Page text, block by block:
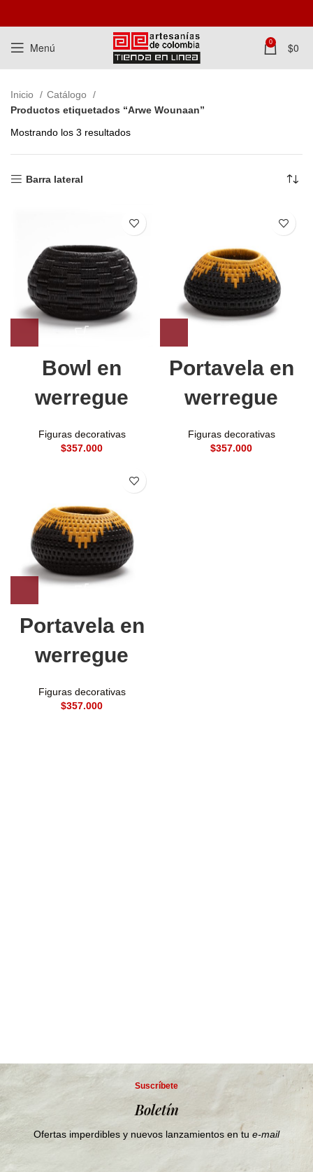
Menú 0 $0
Inicio
Catálogo
Productos etiquetados “Arwe Wounaan”
Mostrando los 3 resultados
Barra lateral
Bowl en
werregue
Figuras decorativas
$
Portavela en
werregue
Figuras decorativas
$
Portavela en
werregue
Figuras decorativas
$
Suscríbete
Boletín
Ofertas imperdibles y nuevos lanzamientos en tu e-mail